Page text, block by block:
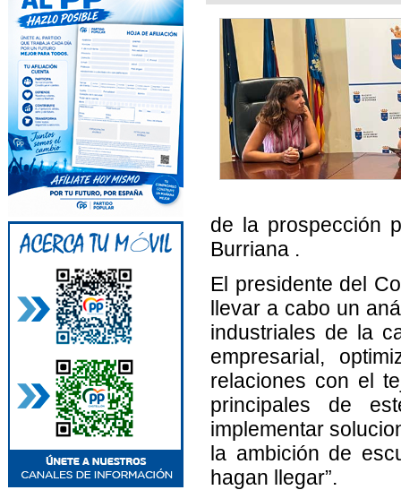
de la prospección
Burriana .
El presidente del
llevar a cabo un
industriales de la
empresarial,
relaciones con el
principales de
implementar
la ambición de
hagan llegar”.